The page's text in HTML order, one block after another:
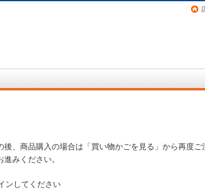
、商品購入の場合は「買い物かごを見る」から再度ご
みください。
ンしてください